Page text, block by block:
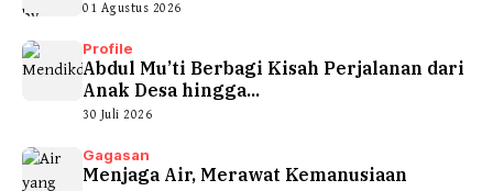
01 Agustus 2026
Profile
Abdul Mu’ti Berbagi Kisah Perjalanan dari
Anak Desa hingga...
30 Juli 2026
Gagasan
Menjaga Air, Merawat Kemanusiaan